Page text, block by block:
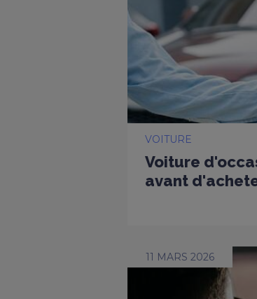
VOITURE
Voiture
avant
11 MARS 2026